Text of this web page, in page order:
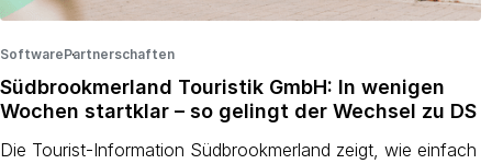
Software ·
Partnerschaften
Südbrookmerland Touristik GmbH: In wenigen
Wochen startklar – so gelingt der Wechsel zu DS
Die Tourist-Information Südbrookmerland zeigt, wie einfach